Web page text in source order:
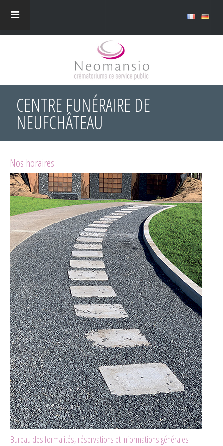
CENTRE FUNÉRAIRE DE
NEUFCHÂTEAU
Nos horaires
Bureau des formalités, réservations et informations générales